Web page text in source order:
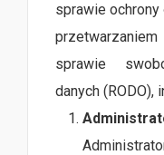
sprawie
sprawie
danych (RODO),